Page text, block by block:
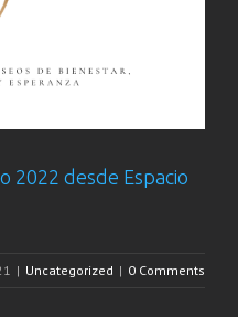
2022 desde Espacio
| Uncategorized | 0 Comments